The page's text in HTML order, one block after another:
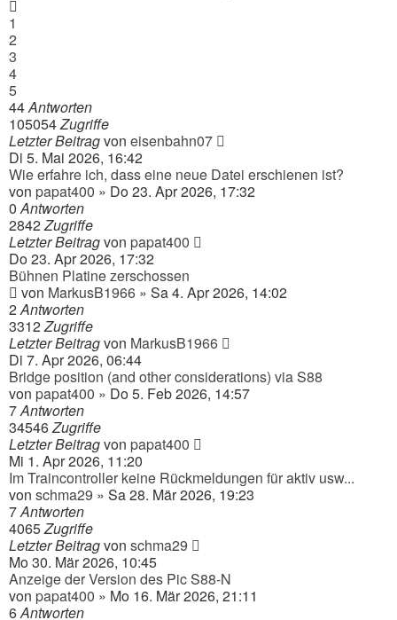
1
2
3
4
5
44Antworten
105054Zugriffe
Letzter Beitragvon eisenbahn07
Di 5. Mai 2026, 16:42
Wie erfahre ich, dass eine neue Datei erschienen ist?
von papat400 » Do 23. Apr 2026, 17:32
0Antworten
2842Zugriffe
Letzter Beitragvon papat400
Do 23. Apr 2026, 17:32
Bühnen Platine zerschossen
von MarkusB1966 » Sa 4. Apr 2026, 14:02
2Antworten
3312Zugriffe
Letzter Beitragvon MarkusB1966
Di 7. Apr 2026, 06:44
Bridge position (and other considerations) via S88
von papat400 » Do 5. Feb 2026, 14:57
7Antworten
34546Zugriffe
Letzter Beitragvon papat400
Mi 1. Apr 2026, 11:20
Im Traincontroller keine Rückmeldungen für aktiv usw...
von schma29 » Sa 28. Mär 2026, 19:23
7Antworten
4065Zugriffe
Letzter Beitragvon schma29
Mo 30. Mär 2026, 10:45
Anzeige der Version des Pic S88-N
von papat400 » Mo 16. Mär 2026, 21:11
6Antworten